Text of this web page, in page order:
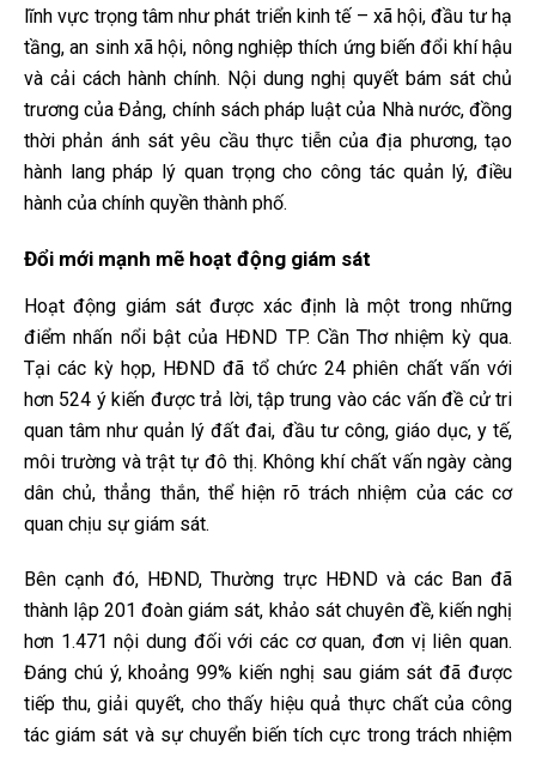
lĩnh vực trọng tâm như phát triển kinh tế – xã hội, đầu tư hạ
tầng, an sinh xã hội, nông nghiệp thích ứng biến đổi khí hậu
và cải cách hành chính. Nội dung nghị quyết bám sát chủ
trương của Đảng, chính sách pháp luật của Nhà nước, đồng
thời phản ánh sát yêu cầu thực tiễn của địa phương, tạo
hành lang pháp lý quan trọng cho công tác quản lý, điều
hành của chính quyền thành phố.
Đổi mới mạnh mẽ hoạt động giám sát
Hoạt động giám sát được xác định là một trong những
điểm nhấn nổi bật của HĐND TP. Cần Thơ nhiệm kỳ qua.
Tại các kỳ họp, HĐND đã tổ chức 24 phiên chất vấn với
hơn 524 ý kiến được trả lời, tập trung vào các vấn đề cử tri
quan tâm như quản lý đất đai, đầu tư công, giáo dục, y tế,
môi trường và trật tự đô thị. Không khí chất vấn ngày càng
dân chủ, thẳng thắn, thể hiện rõ trách nhiệm của các cơ
quan chịu sự giám sát.
Bên cạnh đó, HĐND, Thường trực HĐND và các Ban đã
thành lập 201 đoàn giám sát, khảo sát chuyên đề, kiến nghị
hơn 1.471 nội dung đối với các cơ quan, đơn vị liên quan.
Đáng chú ý, khoảng 99% kiến nghị sau giám sát đã được
tiếp thu, giải quyết, cho thấy hiệu quả thực chất của công
tác giám sát và sự chuyển biến tích cực trong trách nhiệm